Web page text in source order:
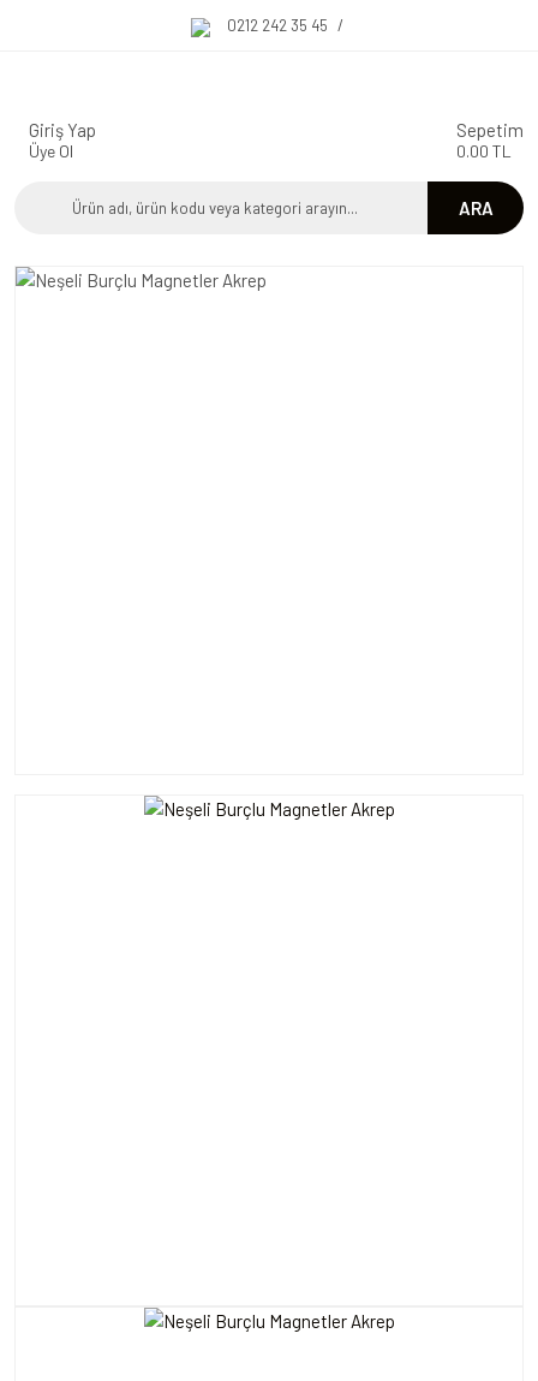
0212 242 35 45 /
ARA
Giriş Yap
Üye Ol
Sepetim
0.00 TL